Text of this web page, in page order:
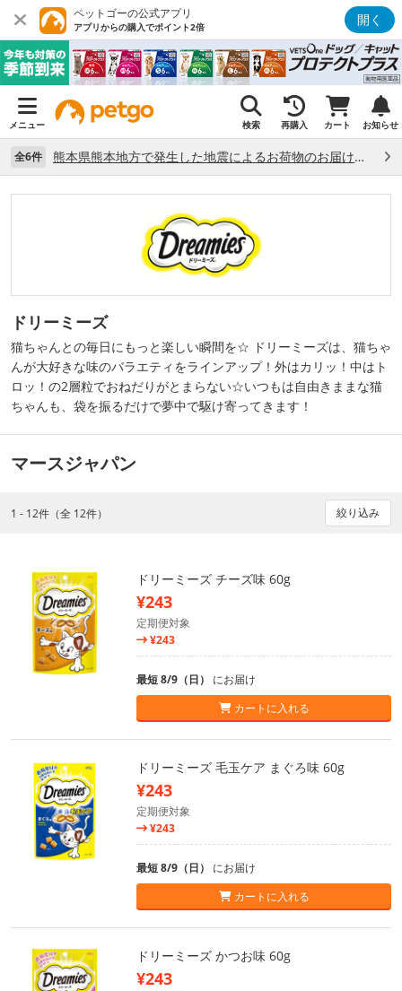
ペットゴーの公式アプリ
アプリからの購入でポイント2倍 開く
メニュー 検索 再購入 カート お知らせ
全6件 熊本県熊本地方で発生した地震によるお荷物のお届け状況について （7/28）
ドリーミーズ
猫ちゃんとの毎日にもっと楽しい瞬間を☆ ドリーミーズは、猫ちゃ
んが大好きな味のバラエティをラインアップ！外はカリッ！中はト
ロッ！の2層粒でおねだりがとまらない☆いつもは自由きままな猫
ちゃんも、袋を振るだけで夢中で駆け寄ってきます！
マースジャパン
1 - 12件（全 12件） 絞り込み
ドリーミーズ チーズ味 60g
¥243
定期便対象
¥243
最短 8/9（日） にお届け
カートに入れる
ドリーミーズ 毛玉ケア まぐろ味 60g
¥243
定期便対象
¥243
最短 8/9（日） にお届け
カートに入れる
ドリーミーズ かつお味 60g
¥243